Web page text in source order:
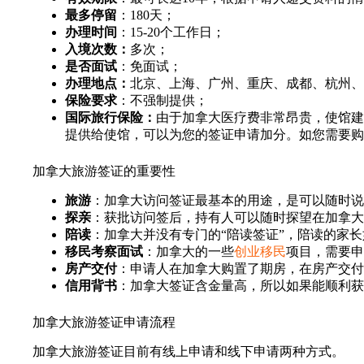
最多停留 ：180天；
办理时间 ：15-20个工作日；
入境次数： 多次；
是否面试 ：免面试；
办理地点： 北京、上海、广州、重庆、成都、杭州
保险要求 ：不强制提供；
国际旅行保险： 由于加拿大医疗费非常昂贵，使馆
提供给使馆，可以为您的签证申请加分。如您需要
加拿大旅游签证的重要性
旅游 ：加拿大访问签证最基本的用途，是可以随时
探亲 ：获批访问签后，持有人可以随时探望在加拿
陪读 ：加拿大并没有专门的“陪读签证”，陪读的家
移民考察面试 ：加拿大的一些创业移民项目，需要
房产交付：申请人在加拿大购置了期房，在房产交
信用背书 ：加拿大签证含金量高，所以如果能顺利
加拿大旅游签证申请流程
加拿大旅游签证目前有线上申请和线下申请两种方式。